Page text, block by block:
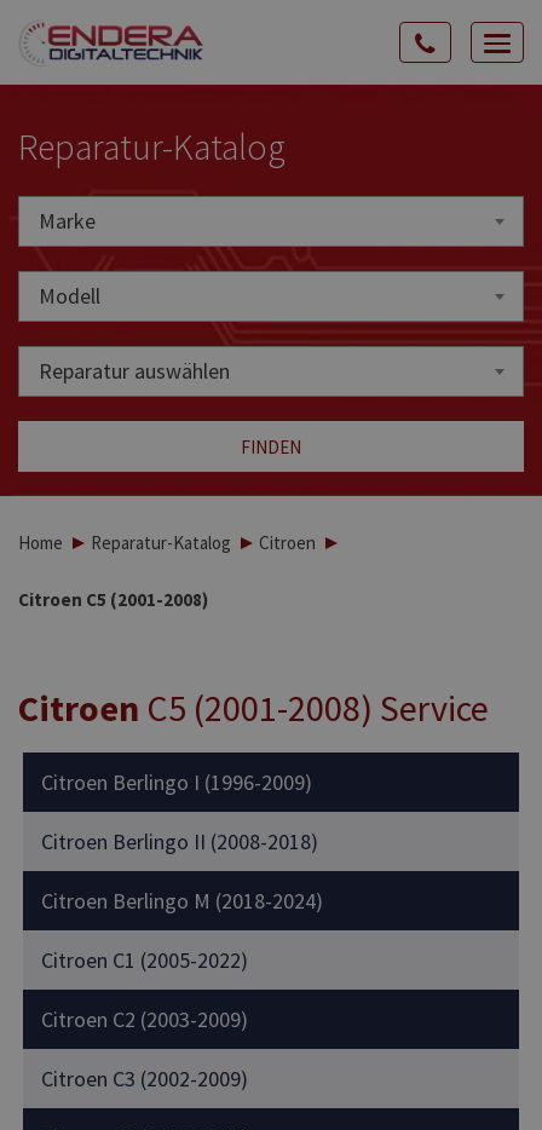
Reparatur-Katalog
MarkeMarke
Modell
Reparatur auswählen
FINDEN
Home Reparatur-Katalog Citroen
Citroen C5 (2001-2008)
Citroen C5 (2001-2008) Service
Citroen Berlingo I (1996-2009)
Citroen Berlingo II (2008-2018)
Citroen Berlingo M (2018-2024)
Citroen C1 (2005-2022)
Citroen C2 (2003-2009)
Citroen C3 (2002-2009)